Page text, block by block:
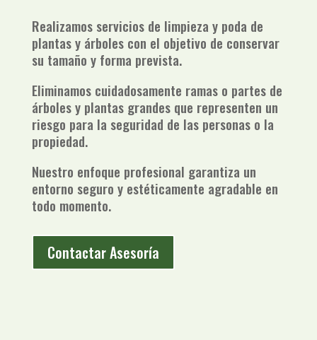
Realizamos servicios de limpieza y poda de
plantas y árboles con el objetivo de conservar
su tamaño y forma prevista.
Eliminamos cuidadosamente ramas o partes de
árboles y plantas grandes que representen un
riesgo para la seguridad de las personas o la
propiedad.
Nuestro enfoque profesional garantiza un
entorno seguro y estéticamente agradable en
todo momento.
Contactar Asesoría